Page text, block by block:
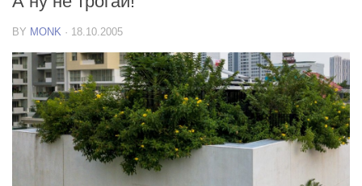
BY MONK · 18.10.2005